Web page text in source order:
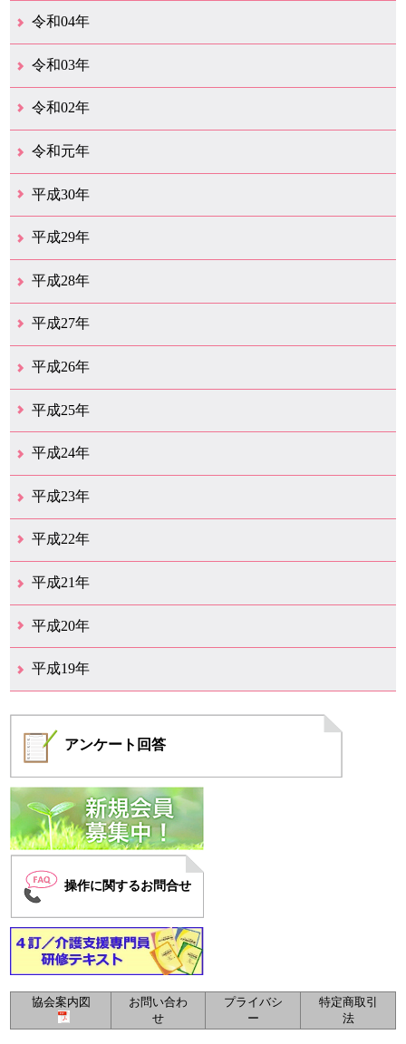
12月（37）
11月（31）
10月（30）
9月（30）
8月（26）
7月（29）
6月（19）
5月（27）
4月（28）
3月（39）
2月（21）
1月（23）
令和04年
12月（41）
11月（21）
10月（32）
9月（33）
8月（31）
7月（25）
6月（29）
5月（16）
4月（48）
3月（42）
2月（23）
1月（31）
令和03年
12月（26）
11月（25）
10月（18）
9月（33）
8月（25）
7月（28）
6月（24）
5月（24）
4月（35）
3月（68）
2月（18）
1月（44）
令和02年
12月（39）
11月（18）
10月（25）
9月（20）
8月（31）
7月（28）
6月（41）
5月（36）
4月（49）
3月（68）
2月（38）
1月（12）
令和元年
12月（19）
11月（19）
10月（32）
9月（22）
8月（15）
7月（18）
6月（24）
5月（11）
4月（41）
3月（19）
2月（10）
1月（8）
平成30年
12月（15）
11月（11）
10月（17）
9月（14）
8月（11）
7月（41）
6月（12）
5月（13）
4月（21）
3月（35）
2月（12）
1月（11）
平成29年
12月（12）
11月（11）
10月（16）
9月（19）
8月（15）
7月（19）
6月（4）
5月（9）
4月（6）
3月（9）
2月（1）
1月（4）
平成28年
12月（6）
11月（7）
10月（10）
9月（11）
8月（5）
7月（10）
6月（9）
5月（8）
4月（20）
3月（31）
2月（11）
1月（6）
平成27年
12月（15）
11月（9）
10月（6）
9月（9）
8月（3）
7月（10）
6月（14）
5月（10）
4月（23）
3月（29）
2月（17）
1月（9）
平成26年
12月（11）
11月（11）
10月（9）
9月（11）
8月（12）
7月（9）
6月（12）
5月（5）
4月（14）
3月（12）
2月（8）
1月（9）
平成25年
12月（12）
11月（6）
10月（7）
9月（10）
8月（6）
7月（9）
6月（7）
5月（8）
4月（8）
3月（12）
2月（17）
1月（7）
平成24年
12月（8）
11月（5）
10月（7）
9月（10）
8月（5）
7月（7）
6月（9）
5月（7）
4月（7）
3月（12）
2月（2）
1月（4）
平成23年
12月（6）
11月（6）
10月（14）
9月（5）
8月（8）
7月（7）
6月（9）
5月（11）
4月（12）
3月（3）
2月（2）
平成22年
12月（1）
11月（5）
10月（7）
9月（15）
8月（12）
7月（11）
6月（12）
5月（6）
4月（4）
3月（17）
2月（7）
1月（6）
平成21年
12月（4）
11月（3）
10月（7）
9月（5）
8月（7）
7月（9）
6月（13）
5月（9）
4月（22）
3月（9）
2月（8）
平成20年
12月（6）
11月（4）
10月（6）
9月（4）
8月（1）
7月（6）
6月（1）
5月（1）
4月（1）
3月（2）
2月（4）
1月（2）
平成19年
アンケート 回答
操作に関するお問合せ
協会案内図
お問い合わ
せ
プライバシ
ー
特定商取引
法